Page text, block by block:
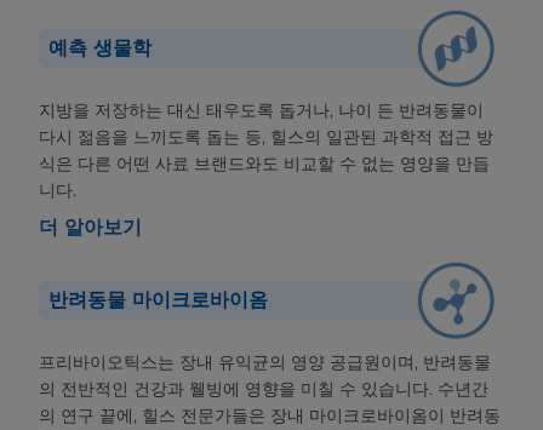
예측 생물학
지방을 저장하는 대신 태우도록 돕거나, 나이 든 반려동물이
다시 젊음을 느끼도록 돕는 등, 힐스의 일관된 과학적 접근 방
식은 다른 어떤 사료 브랜드와도 비교할 수 없는 영양을 만듭
니다.
더 알아보기
반려동물 마이크로바이옴
프리바이오틱스는 장내 유익균의 영양 공급원이며, 반려동물
의 전반적인 건강과 웰빙에 영향을 미칠 수 있습니다. 수년간
의 연구 끝에, 힐스 전문가들은 장내 마이크로바이옴이 반려동